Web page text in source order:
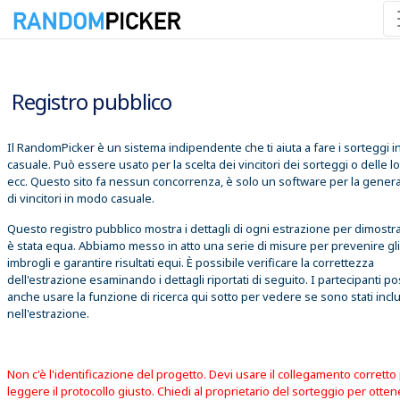
Registro pubblico
Il RandomPicker è un sistema indipendente che ti aiuta a fare i sorteggi
casuale. Può essere usato per la scelta dei vincitori dei sorteggi o delle
ecc. Questo sito fa nessun concorrenza, è solo un software per la
di vincitori in modo casuale.
Questo registro pubblico mostra i dettagli di ogni estrazione per
è stata equa. Abbiamo messo in atto una serie di misure per prevenire gli
imbrogli e garantire risultati equi. È possibile verificare la correttezza
dell'estrazione esaminando i dettagli riportati di seguito. I partecipanti
anche usare la funzione di ricerca qui sotto per vedere se sono stati
nell'estrazione.
Non c'è l'identificazione del progetto. Devi usare il collegamento corretto
leggere il protocollo giusto. Chiedi al proprietario del sorteggio per